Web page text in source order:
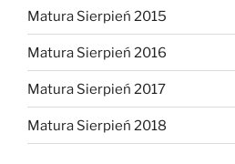
Matura Sierpień 2015
Matura Sierpień 2016
Matura Sierpień 2017
Matura Sierpień 2018